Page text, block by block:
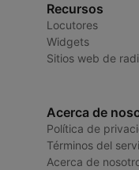
Recursos
Locutores
Widgets
Sitios web de
Acerca de
Política de
Términos del
Acerca de